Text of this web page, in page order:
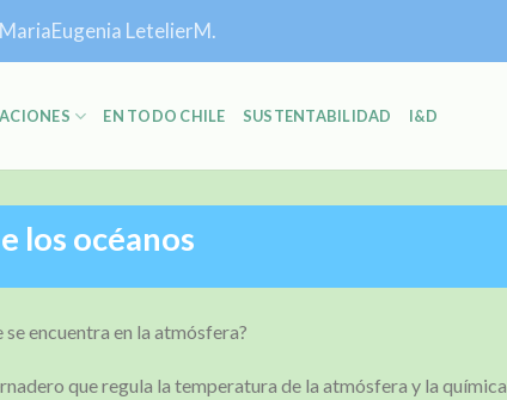
LetelierM.
EN TODO CHILE SUSTENTABILIDAD I&D
los océanos
encuentra en la atmósfera?
que regula la temperatura de la atmósfera y la química